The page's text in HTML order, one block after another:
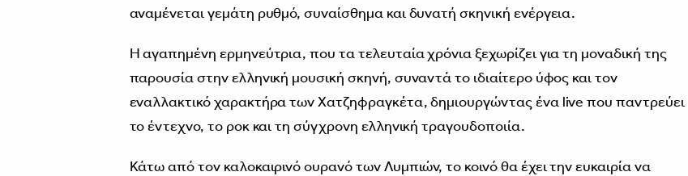
αναμένεται γεμάτη ρυθμό, συναίσθημα και δυνατή σκηνική ενέργεια.
Η αγαπημένη ερμηνεύτρια, που τα τελευταία χρόνια ξεχωρίζει για τη μοναδική της
παρουσία στην ελληνική μουσική σκηνή, συναντά το ιδιαίτερο ύφος και τον
εναλλακτικό χαρακτήρα των Χατζηφραγκέτα, δημιουργώντας ένα live που παντρεύει
το έντεχνο, το ροκ και τη σύγχρονη ελληνική τραγουδοποιία.
Κάτω από τον καλοκαιρινό ουρανό των Λυμπιών, το κοινό θα έχει την ευκαιρία να